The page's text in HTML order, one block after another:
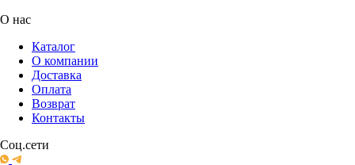
О нас
Каталог
О компании
Доставка
Оплата
Возврат
Контакты
Соц.сети